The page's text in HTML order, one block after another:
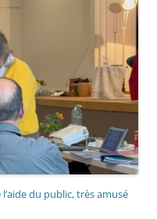
du public, très amusé